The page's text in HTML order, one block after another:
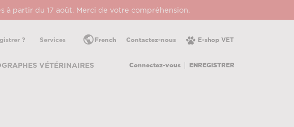
à partir du 17 août. Merci de votre compréhension.
? Services E-shop VET
Contactez-nous
public French
VÉTÉRINAIRES Connectez-vous ENREGISTRER